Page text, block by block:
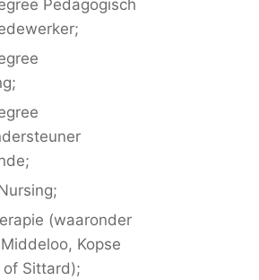
Pedagogisch
(waaronder
Kopse
of Sittard);